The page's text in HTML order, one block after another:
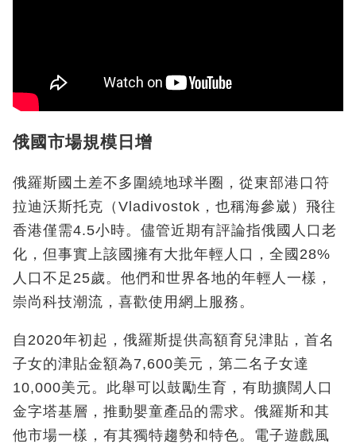
俄國市場規模日增
俄羅斯國土差不多圍繞地球半圈，從東部港口符
拉迪沃斯托克（Vladivostok，也稱海參崴）飛往
香港僅需4.5小時。儘管近期有評論指俄國人口老
化，但事實上該國擁有大批年輕人口，全國28%
人口不足25歲。他們和世界各地的年輕人一樣，
崇尚科技潮流，喜歡使用網上服務。
自2020年初起，俄羅斯提供高額育兒津貼，首名
子女的津貼金額為7,600美元，第二名子女達
10,000美元。此舉可以鼓勵生育，有助擴闊人口
金字塔基層，推動嬰童產品的需求。俄羅斯和其
他市場一樣，有其獨特趨勢和特色。電子遊戲風